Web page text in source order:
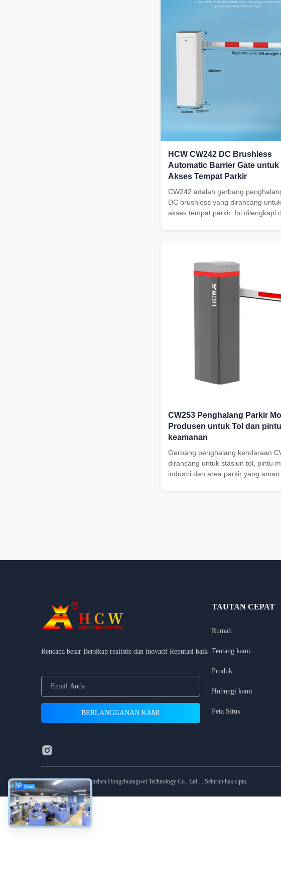
HCW CW242 DC Brushless
Automatic Barrier Gate untuk
Akses Tempat Parkir
CW242 adalah gerbang
DC brushless yang dirancang
akses tempat parkir. Ini dilengkapi
CW253 Penghalang Parkir
Produsen untuk Tol dan
keamanan
Gerbang penghalang kendaraan
dirancang untuk stasiun tol, pintu
industri dan area parkir yang
Rencana besar Bersikap realistis dan inovatif Reputasi baik
TAUTAN CEPAT
Rumah
Tentang kami
Produk
Hubungi kami
Peta Situs
©2021-2026 Shenzhen Hongchuangwei Technology Co., Ltd.. . Seluruh hak cipta.